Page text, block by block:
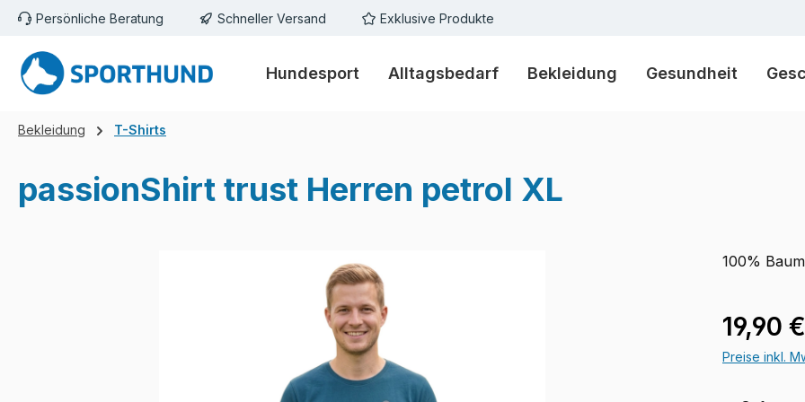
Hauptinhalt springen
Zur Suche springen
Zur Hauptnavigation springen
Persönliche Beratung Schneller Versand Exklusive Produkte
Hundesport Alltagsbedarf Bekleidung Gesundheit
Bekleidung T-Shirts
passionShirt trust Herren petrol XL
100%
Regulärer
19,90 €
Preise inkl.